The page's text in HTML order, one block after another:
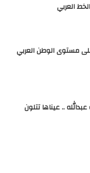
العربي
مستوى الوطن العربي
.. عيناها تتلون